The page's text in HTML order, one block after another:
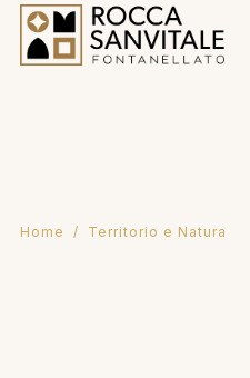
Home / Territorio e Natura